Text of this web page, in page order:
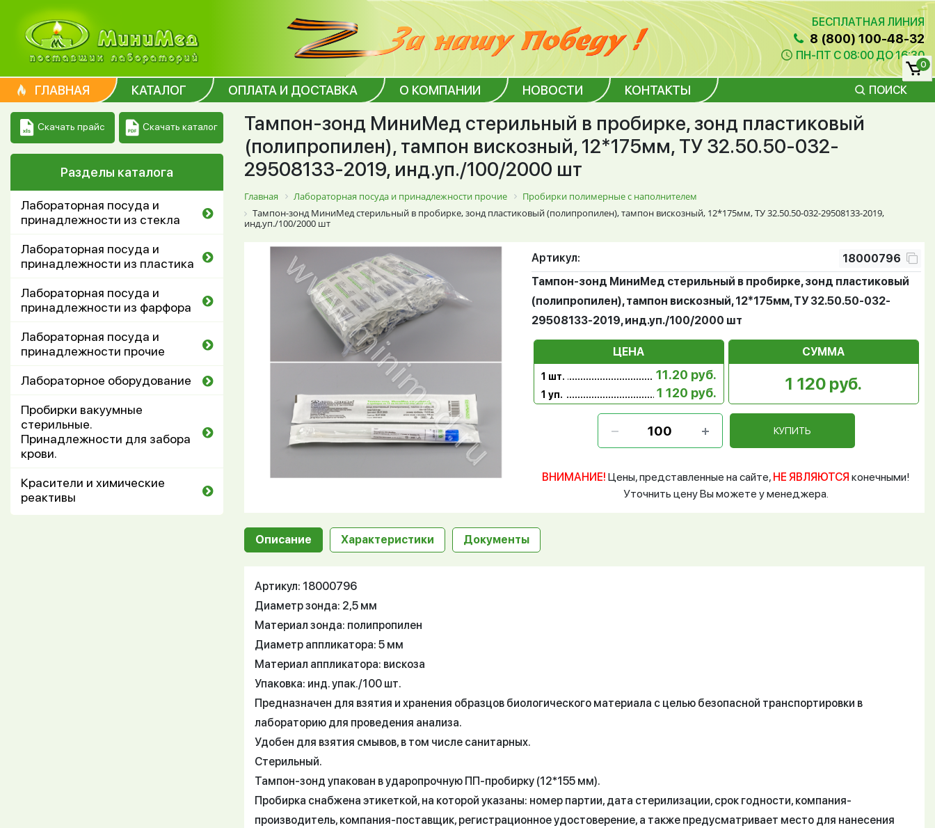
БЕСПЛАТНАЯ ЛИНИЯ
8 (800) 100-48-32
ПН-ПТ С 08:00 ДО 16:30
ГЛАВНАЯ КАТАЛОГ ОПЛАТА И ДОСТАВКА О КОМПАНИИ НОВОСТИ КОНТАКТЫ ПОИСК
0
Скачать прайс Скачать каталог
Разделы каталога
Лабораторная посуда и
принадлежности из стекла
Лабораторная посуда и
принадлежности из пластика
Лабораторная посуда и
принадлежности из фарфора
Лабораторная посуда и
принадлежности прочие
Лабораторное оборудование
Пробирки вакуумные
стерильные.
Принадлежности для забора
крови.
Красители и химические
реактивы
Тампон-зонд МиниМед стерильный в пробирке, зонд пластиковый
(полипропилен), тампон вискозный, 12*175мм, ТУ 32.50.50-032-
29508133-2019, инд.уп./100/2000 шт
Главная Лабораторная посуда и принадлежности прочие
Пробирки полимерные с наполнителем
Тампон-зонд МиниМед стерильный в пробирке, зонд пластиковый (полипропилен), тампон вискозный, 12*175мм, ТУ 32.50.50-032-29508133-2019,
инд.уп./100/2000 шт
Артикул:
18000796
Тампон-зонд МиниМед стерильный в пробирке, зонд пластиковый
(полипропилен), тампон вискозный, 12*175мм, ТУ 32.50.50-032-
29508133-2019, инд.уп./100/2000 шт
ЦЕНА
1 шт. 11.20 руб.
1 уп. 1 120 руб.
СУММА
1 120 руб.
КУПИТЬ
ВНИМАНИЕ! Цены, представленные на сайте, НЕ ЯВЛЯЮТСЯ конечными!
Уточнить цену Вы можете у менеджера.
Описание Характеристики Документы
Артикул: 18000796
Диаметр зонда: 2,5 мм
Материал зонда: полипропилен
Диаметр аппликатора: 5 мм
Материал аппликатора: вискоза
Упаковка: инд. упак./100 шт.
Предназначен для взятия и хранения образцов биологического материала с целью безопасной транспортировки в
лабораторию для проведения анализа.
Удобен для взятия смывов, в том числе санитарных.
Стерильный.
Тампон-зонд упакован в ударопрочную ПП-пробирку (12*155 мм).
Пробирка снабжена этикеткой, на которой указаны: номер партии, дата стерилизации, срок годности, компания-
производитель, компания-поставщик, регистрационное удостоверение, а также предусматривает место для нанесения